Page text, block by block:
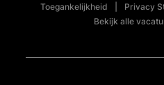
Toegankelijkheid Privacy
Bekijk alle